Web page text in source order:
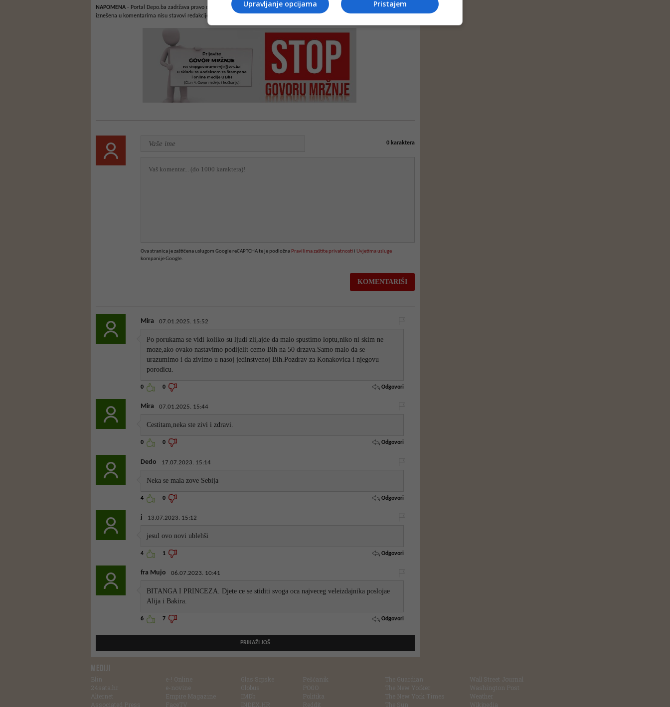
NAPOMENA - Portal Depo.ba zadržava pravo da obriše neprimjereni dio ili cijeli komentar bez najave i objašnjenja. Mišljenja
iznešena u komentarima nisu stavovi redakcije web portala Depo.ba!
0karaktera
Ova stranica je zaštićena uslugom Google reCAPTCHA te je podložna Pravilima zaštite privatnostii Uvjetima usluge
kompanije Google.
Mira 07.01.2025. 15:52
Po porukama se vidi koliko su ljudi zli,ajde da malo spustimo loptu,niko ni skim ne
moze,ako ovako nastavimo podijelit cemo Bih na 50 drzava.Samo malo da se
urazumimo i da zivimo u nasoj jedinstvenoj Bih.Pozdrav za Konakovica i njegovu
porodicu.
0 0 Odgovori
Mira 07.01.2025. 15:44
Cestitam,neka ste zivi i zdravi.
0 0 Odgovori
Dedo 17.07.2023. 15:14
Neka se mala zove Sebija
4 0 Odgovori
j 13.07.2023. 15:12
jesul ovo novi ublehši
4 1 Odgovori
fra Mujo 06.07.2023. 10:41
BITANGA I PRINCEZA. Djete ce se stiditi svoga oca najveceg veleizdajnika poslojae
Alija i Bakira.
6 7 Odgovori
PRIKAŽI JOŠ
MEDIJI
Blin
24sata.hr
Alternet
Associated Press
e-! Online
e-novine
Empire Magazine
FaceTV
Glas Srpske
Globus
IMDb
INDEX.HR
Pešćanik
POGO
Politika
Reddit
The Guardian
The New Yorker
The New York Times
The Sun
Wall Street Journal
Washington Post
Weather
Wikipedia
Pristajem
Upravljanje opcijama